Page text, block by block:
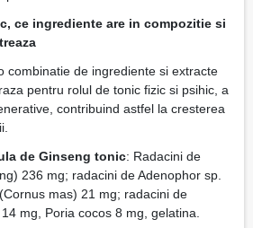
ce ingrediente are in compozitie si
combinatie de ingrediente si extracte
pentru rolul de tonic fizic si psihic, a
contribuind astfel la cresterea
de Ginseng tonic: Radacini de
236 mg; radacini de Adenophor sp.
mas) 21 mg; radacini de
mg, Poria cocos 8 mg, gelatina.